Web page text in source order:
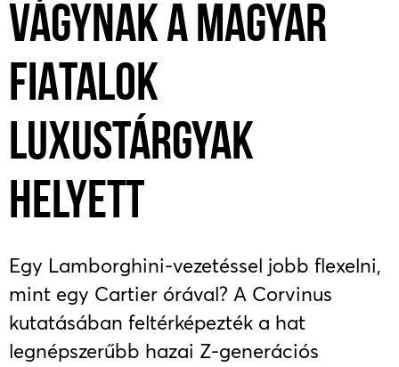
VÁGYNAK A MAGYAR
FIATALOK
LUXUSTÁRGYAK
HELYETT
Egy Lamborghini-vezetéssel jobb flexelni,
mint egy Cartier órával? A Corvinus
kutatásában feltérképezték a hat
legnépszerűbb hazai Z-generációs